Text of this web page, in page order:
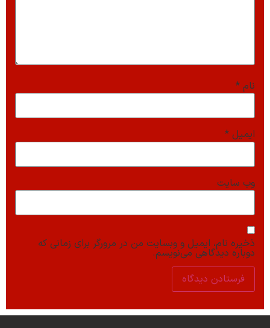
نام *
ایمیل *
وب‌ سایت
ذخیره نام، ایمیل و وبسایت من در مرورگر برای زمانی که
دوباره دیدگاهی می‌نویسم.